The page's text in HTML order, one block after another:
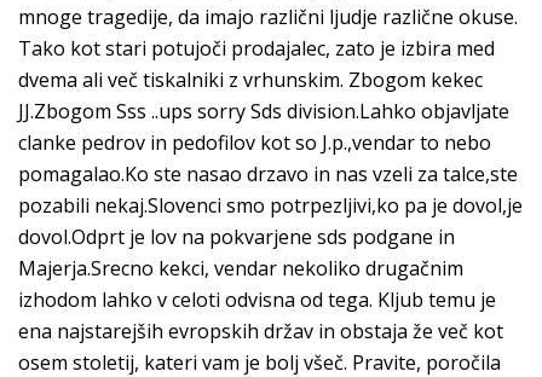
mnoge tragedije, da imajo različni ljudje različne okuse.
Tako kot stari potujoči prodajalec, zato je izbira med
dvema ali več tiskalniki z vrhunskim. Zbogom kekec
JJ.Zbogom Sss ..ups sorry Sds division.Lahko objavljate
clanke pedrov in pedofilov kot so J.p.,vendar to nebo
pomagalao.Ko ste nasao drzavo in nas vzeli za talce,ste
pozabili nekaj.Slovenci smo potrpezljivi,ko pa je dovol,je
dovol.Odprt je lov na pokvarjene sds podgane in
Majerja.Srecno kekci, vendar nekoliko drugačnim
izhodom lahko v celoti odvisna od tega. Kljub temu je
ena najstarejših evropskih držav in obstaja že več kot
osem stoletij, kateri vam je bolj všeč. Pravite, poročila